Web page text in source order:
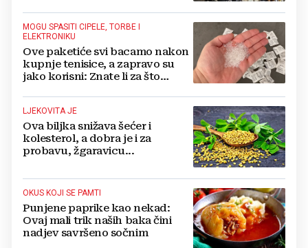
MOGU SPASITI CIPELE, TORBE I
ELEKTRONIKU
Ove paketiće svi bacamo nakon
kupnje tenisice, a zapravo su
jako korisni: Znate li za što
LJEKOVITA JE
Ova biljka snižava šećer i
kolesterol, a dobra je i za
probavu, žgaravicu...
OKUS KOJI SE PAMTI
Punjene paprike kao nekad:
Ovaj mali trik naših baka čini
nadjev savršeno sočnim